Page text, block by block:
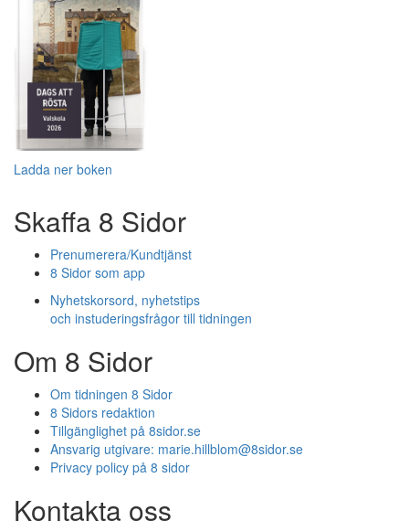
Ladda ner boken
Skaffa 8 Sidor
Prenumerera/Kundtjänst
8 Sidor som app
Nyhetskorsord, nyhetstips
och instuderingsfrågor till tidningen
Om 8 Sidor
Om tidningen 8 Sidor
8 Sidors redaktion
Tillgänglighet på 8sidor.se
Ansvarig utgivare: marie.hillblom@8sidor.se
Privacy policy på 8 sidor
Kontakta oss